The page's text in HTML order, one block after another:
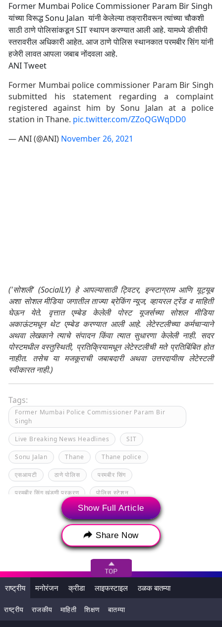
Former Mumbai Police Commissioner Param Bir Singh
यांच्या विरूद्ध Sonu Jalan यांनी केलेल्या तक्रारीवरून त्यांच्या चौकशी
साठी ठाणे पोलिसांकडून SIT स्थापन करण्यात आली आहे. यामध्ये डीसीपी
स्तरावरील अधिकारी आहेत. आज ठाणे पोलिस स्थानकात परमबीर सिंग यांनी
हजेरी लावत आपला जबाब नोंदवला आहे.
ANI Tweet
Former Mumbai police commissioner Param Bir Singh
submitted his statement regarding a complaint
registered against him by Sonu Jalan at a police
station in Thane. pic.twitter.com/ZZoQGWqDD0
— ANI (@ANI) November 26, 2021
('सोशली' (SocialLY) हे आपल्यासाठी ट्विटर, इन्स्टाग्राम आणि यूट्यूब
अशा सोशल मीडिया जगातील ताज्या ब्रेकिंग न्यूज, व्हायरल ट्रेंड व माहिती
घेऊन येते. वृत्तात एम्बेड केलेली पोस्ट यूजर्सच्या सोशल मीडिया
अकाऊंटमधून थेट एम्बेड करण्यात आली आहे. लेटेस्टलीच्या कर्मचाऱ्याने
अथवा लेखकाने त्याचे संपादन किंवा त्यात सुधारणा केलेली नाही. सदर
पोस्टमधील वस्तुस्थिती, प्रतिक्रियामधून लेटेस्टलीची मते प्रतिबिंबित होत
नाहीत. तसेच या मजकूराची जबाबदारी अथवा उत्तरदायीत्व लेटेस्टली
स्वीकारत नाही.)
Tags:
Former Mumbai Police Commissioner Param Bir
Singh
Live Breaking News Headlines SIT
Sonu Jalan Thane Thane police
एसआयटी ठाणे पोलिस परमबीर सिंग
परमबीर सिंग खंडणी प्रकरण पोलिस स्टेशन
Show Full Article
Share Now
राष्ट्रीय मनोरंजन क्रीडा लाइफस्टाइल ठळक बातम्या
राष्ट्रीय राजकीय माहिती शिक्षण बातम्या